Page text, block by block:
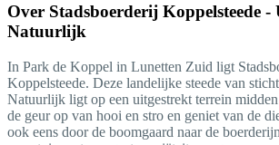
Over Stadsboerderij Koppelsteede -
Natuurlijk
In Park de Koppel in Lunetten Zuid ligt
Koppelsteede. Deze landelijke steede van
Natuurlijk ligt op een uitgestrekt terrein
de geur op van hooi en stro en geniet van de
ook eens door de boomgaard naar de